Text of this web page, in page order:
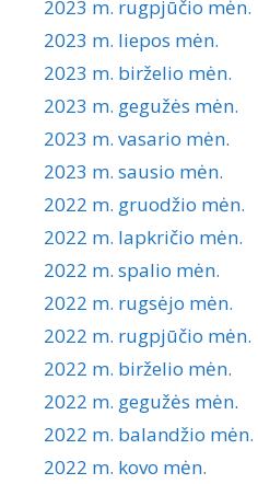
2023 m. rugpjūčio mėn.
2023 m. liepos mėn.
2023 m. birželio mėn.
2023 m. gegužės mėn.
2023 m. vasario mėn.
2023 m. sausio mėn.
2022 m. gruodžio mėn.
2022 m. lapkričio mėn.
2022 m. spalio mėn.
2022 m. rugsėjo mėn.
2022 m. rugpjūčio mėn.
2022 m. birželio mėn.
2022 m. gegužės mėn.
2022 m. balandžio mėn.
2022 m. kovo mėn.